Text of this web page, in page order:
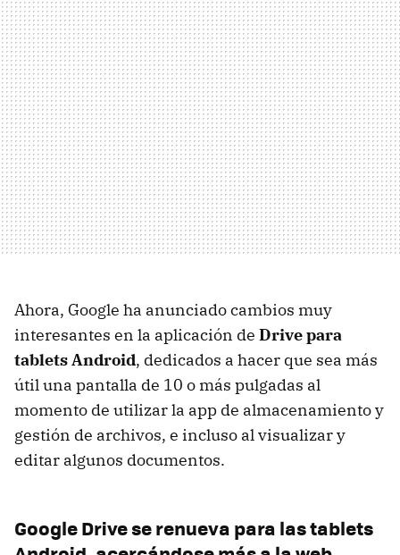
Ahora, Google ha anunciado cambios muy
interesantes en la aplicación de Drive para
tablets Android, dedicados a hacer que sea más
útil una pantalla de 10 o más pulgadas al
momento de utilizar la app de almacenamiento y
gestión de archivos, e incluso al visualizar y
editar algunos documentos.
Google Drive se renueva para las tablets